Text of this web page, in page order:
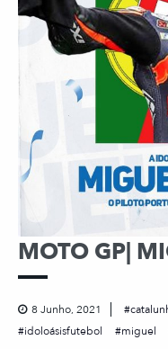
MOTO GP|
8 Junho, 2021
idoloásisfutebol
miguel